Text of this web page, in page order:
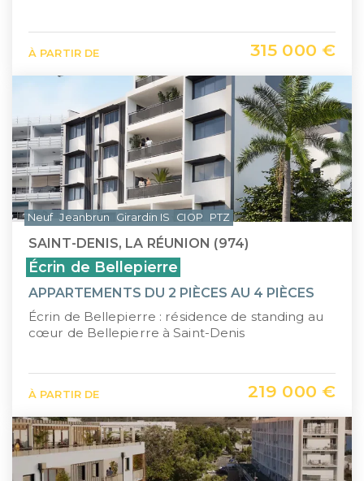
À PARTIR DE 315 000 €
SAINT-DENIS, LA RÉUNION (974)
Écrin de Bellepierre
APPARTEMENTS DU 2 PIÈCES AU 4 PIÈCES
Écrin de Bellepierre : résidence de standing au
cœur de Bellepierre à Saint-Denis
À PARTIR DE 219 000 €
Neuf Jeanbrun Girardin IS CIOP PTZ